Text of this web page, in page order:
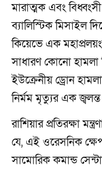
মারাত্মক এবং
ব্যালিস্টিক মিসাইল
কিয়েভে এক
সাধারণ কোনো হামলা
ইউক্রেনীয় ড্রোন
নির্মম মৃত্যুর এক
রাশিয়ার প্রতিরক্ষা
যে, এই ওরেসনিক
সামোরিক কমান্ড